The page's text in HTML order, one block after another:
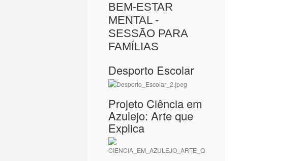
BEM-ESTAR
MENTAL -
SESSÃO PARA
FAMÍLIAS
Desporto Escolar
Projeto Ciência em
Azulejo: Arte que
Explica